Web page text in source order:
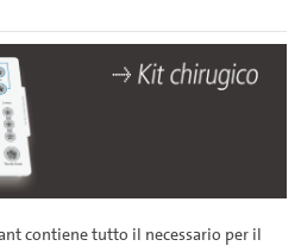
contiene tutto il necessario per il